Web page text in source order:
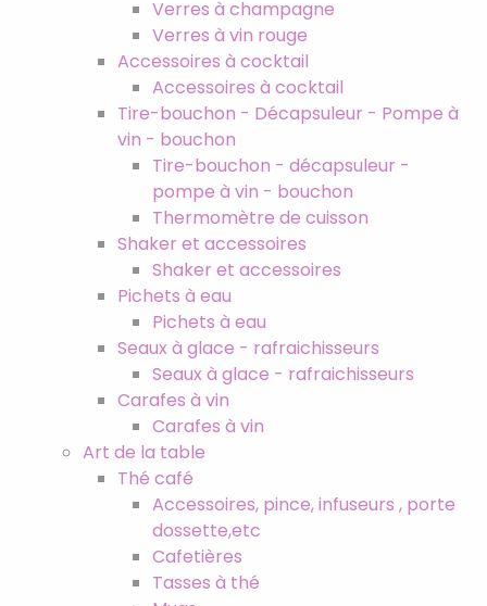
Verres à champagne
Verres à vin rouge
Accessoires à cocktail
Accessoires à cocktail
Tire-bouchon - Décapsuleur - Pompe à
vin - bouchon
Tire-bouchon - décapsuleur -
pompe à vin - bouchon
Thermomètre de cuisson
Shaker et accessoires
Shaker et accessoires
Pichets à eau
Pichets à eau
Seaux à glace - rafraichisseurs
Seaux à glace - rafraichisseurs
Carafes à vin
Carafes à vin
Art de la table
Thé café
Accessoires, pince, infuseurs , porte
dossette,etc
Cafetières
Tasses à thé